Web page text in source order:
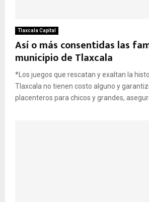
Tlaxcala Capital
Así o más consentidas las
municipio de Tlaxcala
*Los juegos que rescatan y exaltan la
Tlaxcala no tienen costo alguno y
placenteros para chicos y grandes,